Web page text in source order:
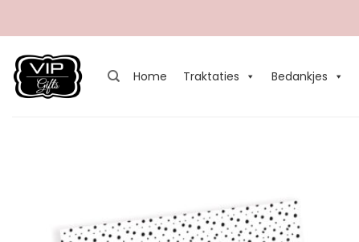
Home Traktaties Bedankjes